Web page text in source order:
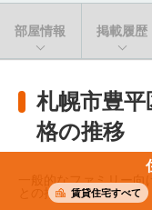
賃貸住宅すべて
部屋情報 掲載履歴
札幌市豊
格の推移
一般的なファミリー
との推移です。